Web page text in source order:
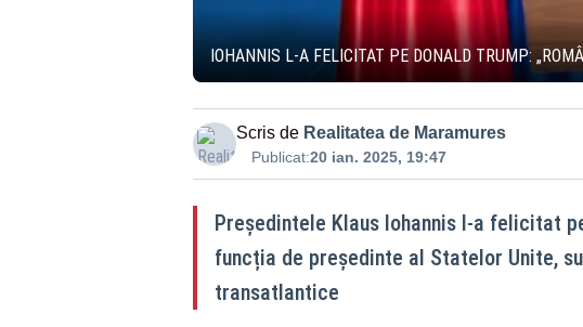
IOHANNIS L-A FELICITAT PE DONALD TRUMP:
Scris de Realitatea de Maramures
Publicat:20 ian. 2025, 19:47
Președintele Klaus Iohannis l-a felicitat
funcția de președinte al Statelor Unite,
transatlantice